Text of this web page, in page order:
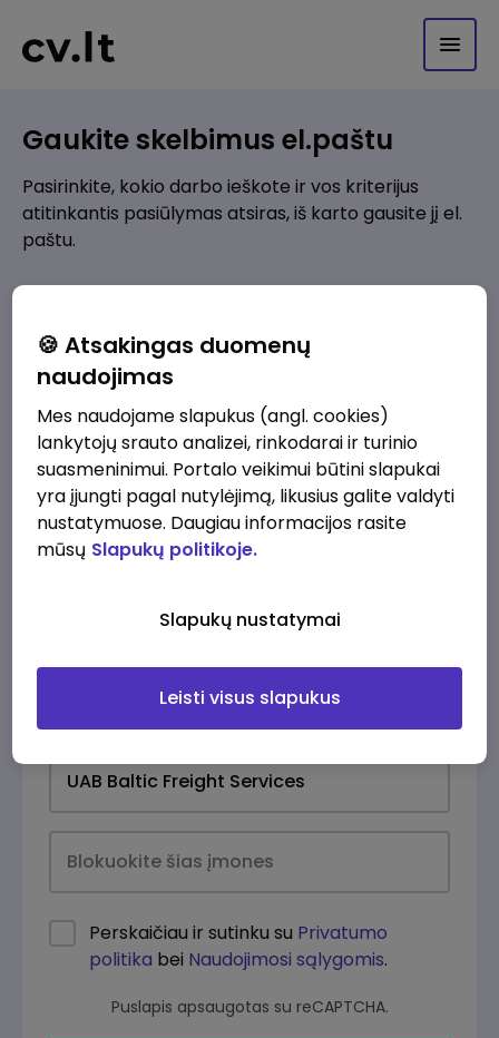
Gaukite skelbimus el.paštu
Pasirinkite, kokio darbo ieškote ir vos kriterijus
atitinkantis pasiūlymas atsiras, iš karto gausite jį el.
paštu.
Pridėti naują
Kokios srities darbo pasiūlymai jus domina?
Pridėti naują
Perskaičiau ir sutinku su Privatumo
politika bei Naudojimosi sąlygomis.
Puslapis apsaugotas su reCAPTCHA.
🍪 Atsakingas duomenų
naudojimas
Mes naudojame slapukus (angl. cookies)
lankytojų srauto analizei, rinkodarai ir turinio
suasmeninimui. Portalo veikimui būtini slapukai
yra įjungti pagal nutylėjimą, likusius galite valdyti
nustatymuose. Daugiau informacijos rasite
mūsų Slapukų politikoje.
Slapukų nustatymai
Leisti visus slapukus